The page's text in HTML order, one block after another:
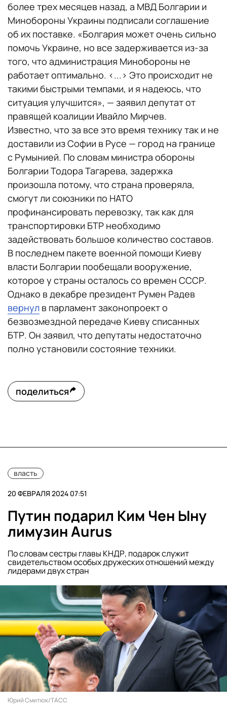
более трех месяцев назад, а МВД Болгарии и
Минобороны Украины подписали соглашение
об их поставке. «Болгария может очень сильно
помочь Украине, но все задерживается из-за
того, что администрация Минобороны не
работает оптимально. <...> Это происходит не
такими быстрыми темпами, и я надеюсь, что
ситуация улучшится», — заявил депутат от
правящей коалиции Ивайло Мирчев.
Известно, что за все это время технику так и не
доставили из Софии в Русе — город на границе
с Румынией. По словам министра обороны
Болгарии Тодора Тагарева, задержка
произошла потому, что страна проверяла,
смогут ли союзники по НАТО
профинансировать перевозку, так как для
транспортировки БТР необходимо
задействовать большое количество составов.
В последнем пакете военной помощи Киеву
власти Болгарии пообещали вооружение,
которое у страны осталось со времен СССР.
Однако в декабре президент Румен Радев
вернул в парламент законопроект о
безвозмездной передаче Киеву списанных
БТР. Он заявил, что депутаты недостаточно
полно установили состояние техники.
поделиться
власть
20 ФЕВРАЛЯ 2024 07:51
Путин подарил Ким Чен Ыну
лимузин Aurus
По словам сестры главы КНДР, подарок служит
свидетельством особых дружеских отношений между
лидерами двух стран
Юрий Смитюк/ТАСС